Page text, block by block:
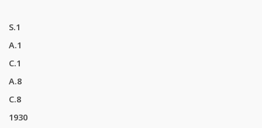
S.1
A.1
C.1
A.8
C.8
1930